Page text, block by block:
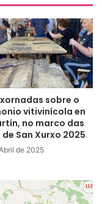
sobre o
vitivinícola en
no marco das
San Xurxo 2025
de 2025